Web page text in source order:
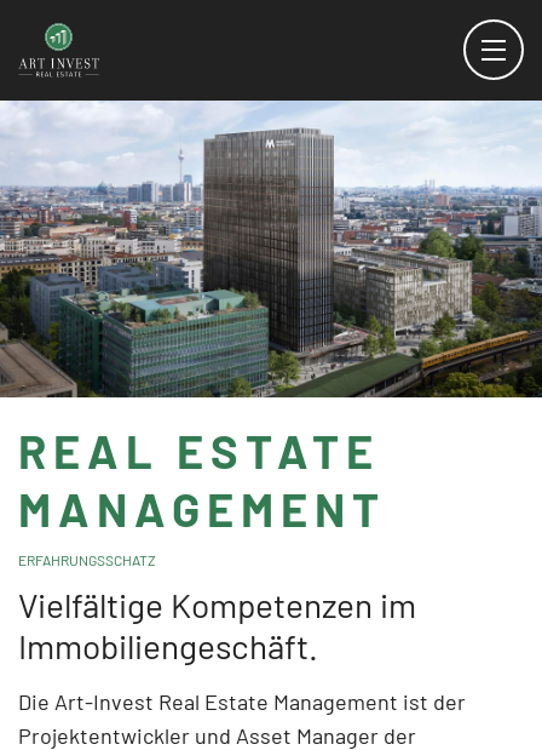
REAL ESTATE
MANAGEMENT
ERFAHRUNGSSCHATZ
Vielfältige Kompetenzen im
Immobiliengeschäft.
Die Art-Invest Real Estate Management ist der
Projektentwickler und Asset Manager der